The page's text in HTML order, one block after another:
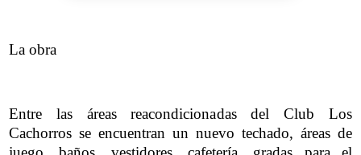
La obra
Entre las áreas reacondicionadas del Club Los
Cachorros se encuentran un nuevo techado, áreas de